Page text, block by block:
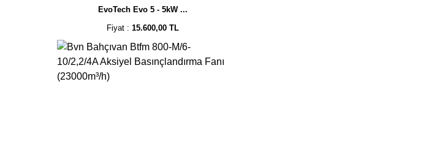
EvoTech Evo 5 - 5kW ...
Fiyat :15.600,00 TL